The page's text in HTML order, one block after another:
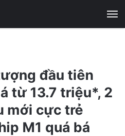
đầu tiên
từ 13.7 triệu*, 2
mới cực trẻ
M1 quá bá